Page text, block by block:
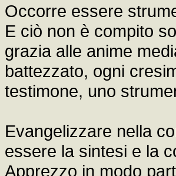
Occorre essere
E ciò non è compito
grazia alle anime
battezzato, ogni
testimone, uno
Evangelizzare nella
essere la sintesi e la
Apprezzo in modo